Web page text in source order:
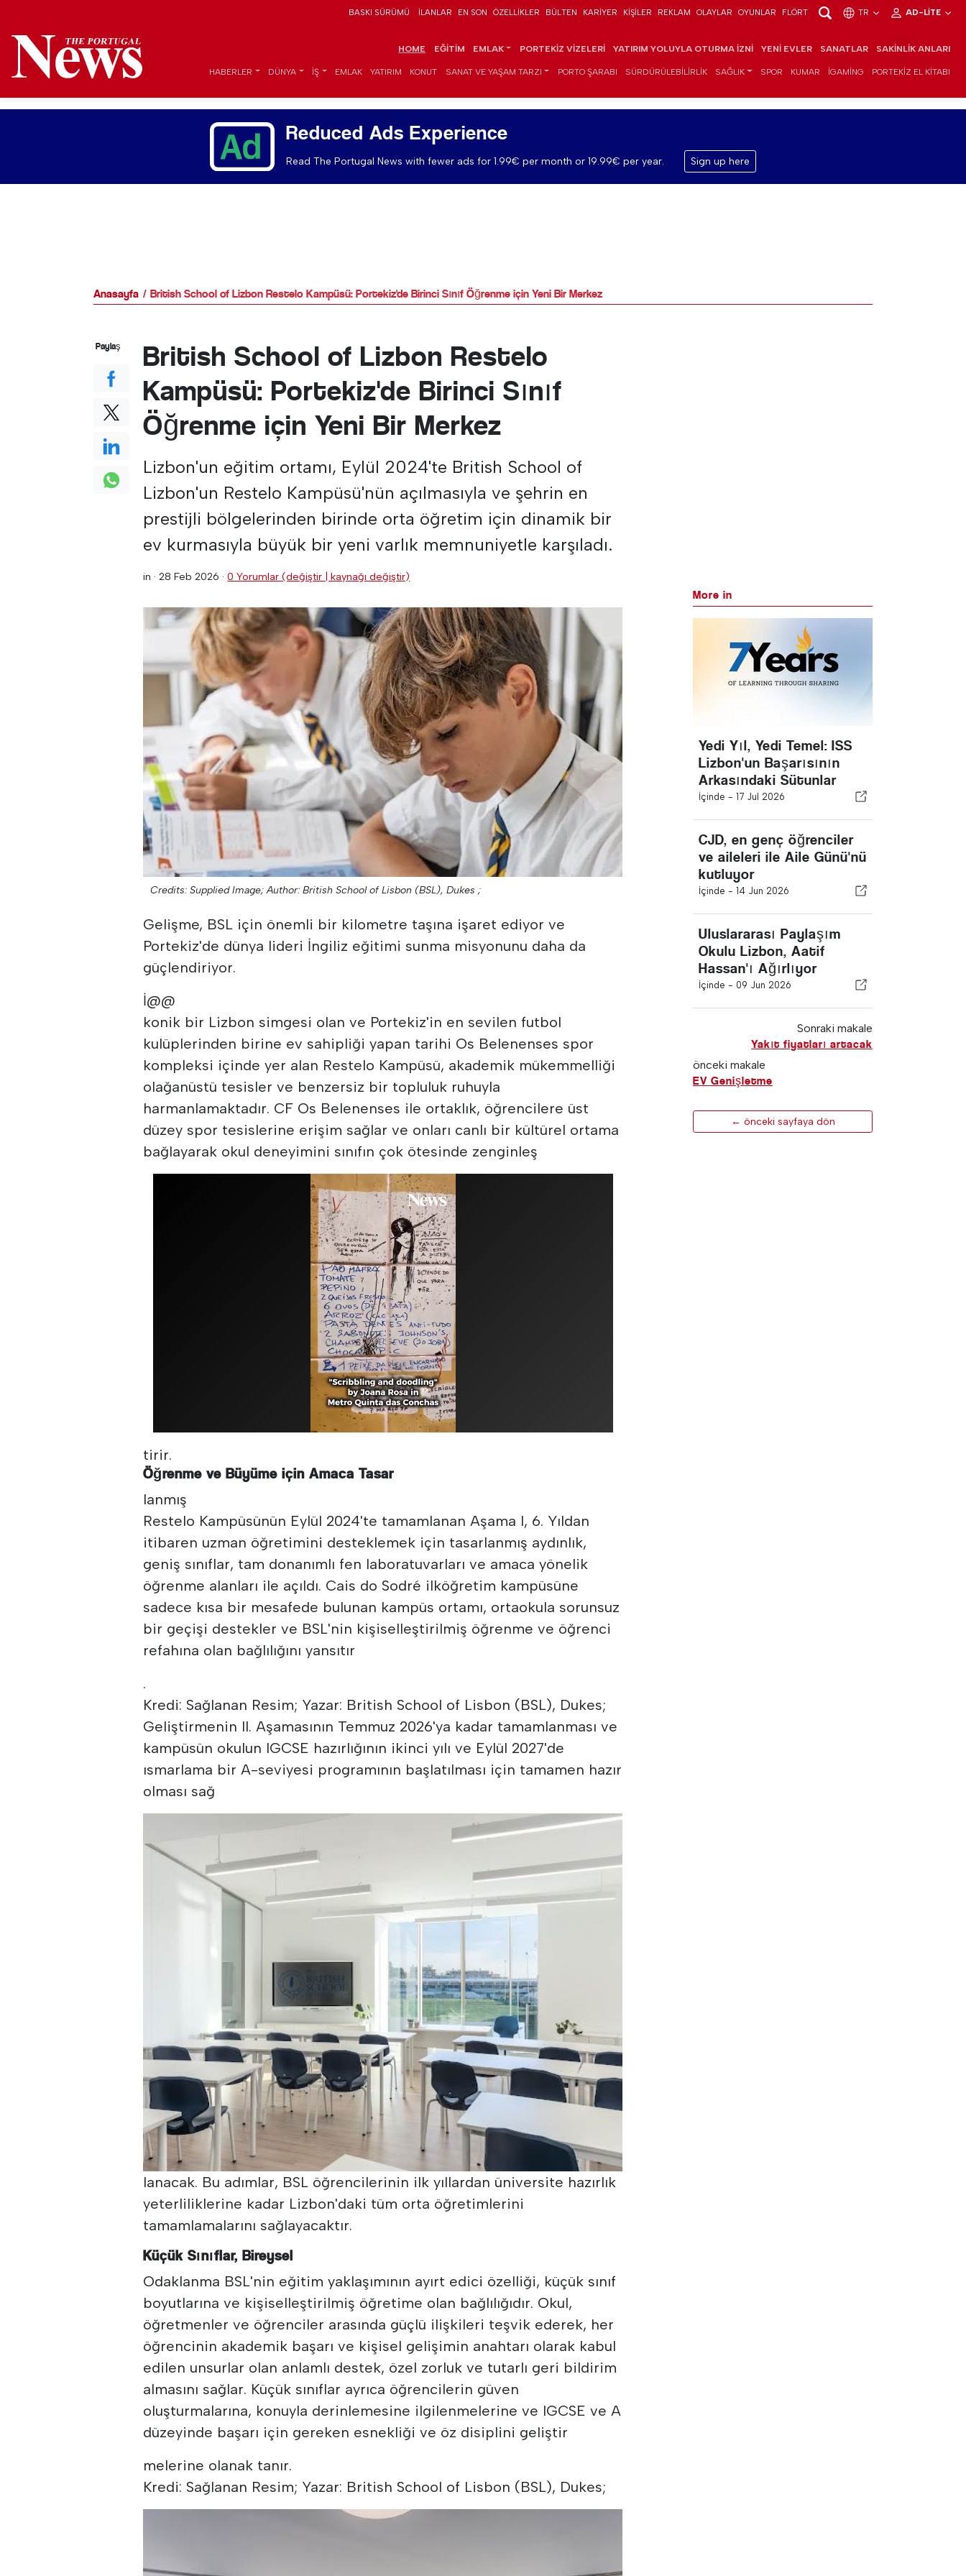
BASKI SÜRÜMÜ İLANLAR EN SON ÖZELLIKLER BÜLTEN KARIYER KIŞILER REKLAM OLAYLAR OYUNLAR FLÖRT TR AD-LITE
HOME EĞITIM EMLAK PORTEKIZ VIZELERI YATIRIM YOLUYLA OTURMA İZNI YENI EVLER SANATLAR SAKINLIK ANLARI
HABERLER DÜNYA İŞ EMLAK YATIRIM KONUT SANAT VE YAŞAM TARZI PORTO ŞARABI SÜRDÜRÜLEBILIRLIK SAĞLIK SPOR KUMAR IGAMING PORTEKIZ EL KITABI
Reduced Ads Experience
Read The Portugal News with fewer ads for 1.99€ per month or 19.99€ per year. Sign up here
Anasayfa British School of Lizbon Restelo Kampüsü: Portekiz'de Birinci Sınıf Öğrenme için Yeni Bir Merkez
British School of Lizbon Restelo
Kampüsü: Portekiz'de Birinci Sınıf
Öğrenme için Yeni Bir Merkez
Lizbon'un eğitim ortamı, Eylül 2024'te British School of
Lizbon'un Restelo Kampüsü'nün açılmasıyla ve şehrin en
prestijli bölgelerinden birinde orta öğretim için dinamik bir
ev kurmasıyla büyük bir yeni varlık memnuniyetle karşıladı.
in ·28 Feb 2026 ·0 Yorumlar (değiştir | kaynağı değiştir)
Credits: Supplied Image; Author: British School of Lisbon (BSL), Dukes ;
Gelişme, BSL için önemli bir kilometre taşına işaret ediyor ve
Portekiz'de dünya lideri İngiliz eğitimi sunma misyonunu daha da
güçlendiriyor.
İ@@
konik bir Lizbon simgesi olan ve Portekiz'in en sevilen futbol
kulüplerinden birine ev sahipliği yapan tarihi Os Belenenses spor
kompleksi içinde yer alan Restelo Kampüsü, akademik mükemmelliği
olağanüstü tesisler ve benzersiz bir topluluk ruhuyla
harmanlamaktadır. CF Os Belenenses ile ortaklık, öğrencilere üst
düzey spor tesislerine erişim sağlar ve onları canlı bir kültürel ortama
bağlayarak okul deneyimini sınıfın çok ötesinde zenginleş
tirir.
Öğrenme ve Büyüme için Amaca Tasar
lanmış
Restelo Kampüsünün Eylül 2024'te tamamlanan Aşama I, 6. Yıldan
itibaren uzman öğretimini desteklemek için tasarlanmış aydınlık,
geniş sınıflar, tam donanımlı fen laboratuvarları ve amaca yönelik
öğrenme alanları ile açıldı. Cais do Sodré ilköğretim kampüsüne
sadece kısa bir mesafede bulunan kampüs ortamı, ortaokula sorunsuz
bir geçişi destekler ve BSL'nin kişiselleştirilmiş öğrenme ve öğrenci
refahına olan bağlılığını yansıtır
.
Kredi: Sağlanan Resim; Yazar: British School of Lisbon (BSL), Dukes;
Geliştirmenin II. Aşamasının Temmuz 2026'ya kadar tamamlanması ve
kampüsün okulun IGCSE hazırlığının ikinci yılı ve Eylül 2027'de
ısmarlama bir A-seviyesi programının başlatılması için tamamen hazır
olması sağ
lanacak. Bu adımlar, BSL öğrencilerinin ilk yıllardan üniversite hazırlık
yeterliliklerine kadar Lizbon'daki tüm orta öğretimlerini
tamamlamalarını sağlayacaktır.
Küçük Sınıflar, Bireysel
Odaklanma BSL'nin eğitim yaklaşımının ayırt edici özelliği, küçük sınıf
boyutlarına ve kişiselleştirilmiş öğretime olan bağlılığıdır. Okul,
öğretmenler ve öğrenciler arasında güçlü ilişkileri teşvik ederek, her
öğrencinin akademik başarı ve kişisel gelişimin anahtarı olarak kabul
edilen unsurlar olan anlamlı destek, özel zorluk ve tutarlı geri bildirim
almasını sağlar. Küçük sınıflar ayrıca öğrencilerin güven
oluşturmalarına, konuyla derinlemesine ilgilenmelerine ve IGCSE ve A
düzeyinde başarı için gereken esnekliği ve öz disiplini geliştir
melerine olanak tanır.
Kredi: Sağlanan Resim; Yazar: British School of Lisbon (BSL), Dukes;
Paylaş
More in
Yedi Yıl, Yedi Temel: ISS
Lizbon'un Başarısının
Arkasındaki Sütunlar
İçinde - 17 Jul 2026
CJD, en genç öğrenciler
ve aileleri ile Aile Günü'nü
kutluyor
İçinde - 14 Jun 2026
Uluslararası Paylaşım
Okulu Lizbon, Aatif
Hassan'ı Ağırlıyor
İçinde - 09 Jun 2026
Sonraki makale
Yakıt fiyatları artacak
önceki makale
EV Genişletme
← önceki sayfaya dön